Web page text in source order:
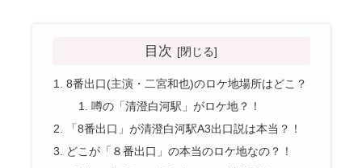
目次
8番出口(主演・二宮和也)のロケ地場所はどこ？
噂の「清澄白河駅」がロケ地？！
「8番出口」が清澄白河駅A3出口説は本当？！
どこが「８番出口」の本当のロケ地なの？！